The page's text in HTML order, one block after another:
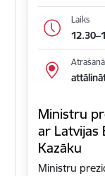
Laiks
Ministru
ar Latvijas
Kazāku
Ministru